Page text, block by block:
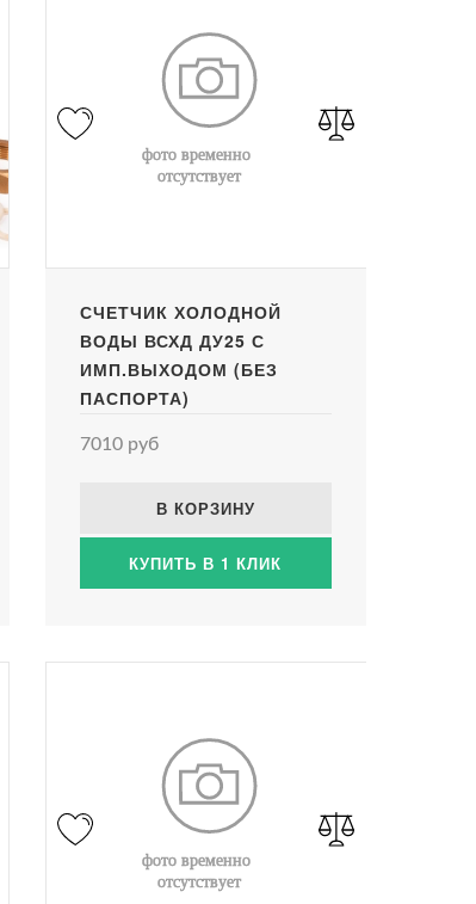
СЧЕТЧИК ХОЛОДНОЙ
ВОДЫ ВСХД ДУ25 С
ИМП.ВЫХОДОМ (БЕЗ
ПАСПОРТА)
7010 руб
В КОРЗИНУ
КУПИТЬ В 1 КЛИК